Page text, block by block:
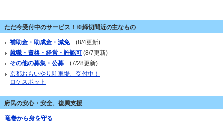
ただ今受付中のサービス！※締切間近の主なもの
補助金・助成金・減免(8/4更新)
就職・資格・経営・許認可 (8/7更新)
その他の募集・公募 (7/28更新)
京都おもいやり駐車場、受付中！
ロケスポット
府民の安心・安全、復興支援
竜巻から身を守る